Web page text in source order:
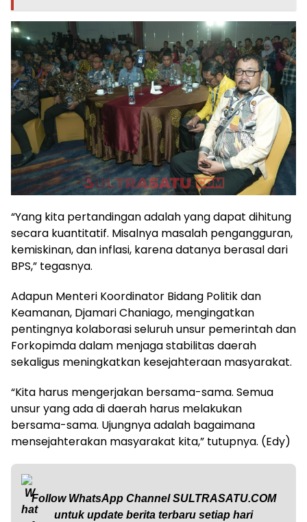
“Yang kita pertandingan adalah yang dapat dihitung
secara kuantitatif. Misalnya masalah pengangguran,
kemiskinan, dan inflasi, karena datanya berasal dari
BPS,” tegasnya.
Adapun Menteri Koordinator Bidang Politik dan
Keamanan, Djamari Chaniago, mengingatkan
pentingnya kolaborasi seluruh unsur pemerintah dan
Forkopimda dalam menjaga stabilitas daerah
sekaligus meningkatkan kesejahteraan masyarakat.
“Kita harus mengerjakan bersama-sama. Semua
unsur yang ada di daerah harus melakukan
bersama-sama. Ujungnya adalah bagaimana
mensejahterakan masyarakat kita,” tutupnya. (Edy)
Follow WhatsApp ChannelSULTRASATU.COM
untuk update berita terbaru setiap hari